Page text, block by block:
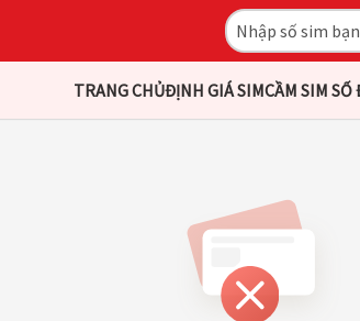
TRANG CHỦĐỊNH GIÁ SIMCẦM SIM SỐ